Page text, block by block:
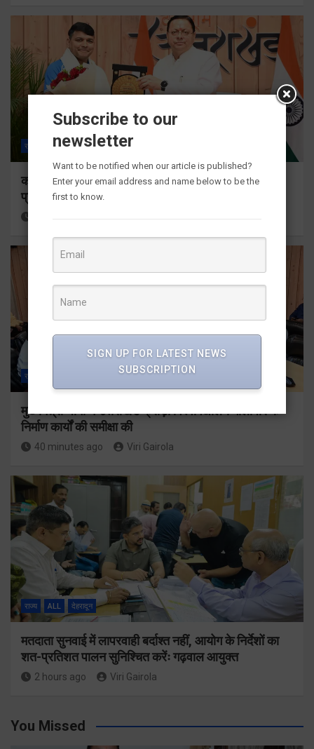
राज्य ALL देहरादून
कॉमनवेल्थ गेम्स 2026 के उत्तराखंड के पदक विजेताओं और
प्रशिक्षकों को मुख्यमंत्री धामी ने किया सम्मानित
राज्य
मुख्यमंत्री धामी ने उत्तराखंड क्रीड़ा विश्वविद्यालय गौलापार के
निर्माण कार्यों की समीक्षा की
40 minutes ago Viri Gairola
राज्य ALL देहरादून
मतदाता सुनवाई में लापरवाही बर्दाश्त नहीं, आयोग के निर्देशों का
शत-प्रतिशत पालन सुनिश्चित करेंः गढ़वाल आयुक्त
2 hours ago Viri Gairola
You Missed
Subscribe to our
newsletter
Want to be notified when our article is published?
Enter your email address and name below to be the
first to know.
SIGN UP FOR LATEST NEWS
SUBSCRIPTION